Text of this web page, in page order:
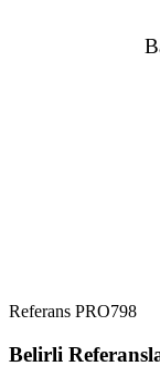
Referans PRO798
Belirli